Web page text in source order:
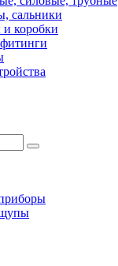
сальники
коробки